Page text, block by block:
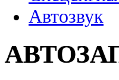
Автозвук